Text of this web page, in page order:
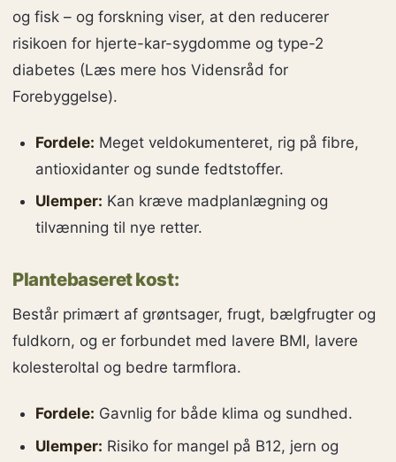
og fisk – og forskning viser, at den reducerer
risikoen for hjerte-kar-sygdomme og type-2
diabetes (Læs mere hos Vidensråd for
Forebyggelse).
Fordele: Meget veldokumenteret, rig på fibre,
antioxidanter og sunde fedtstoffer.
Ulemper: Kan kræve madplanlægning og
tilvænning til nye retter.
Plantebaseret kost:
Består primært af grøntsager, frugt, bælgfrugter og
fuldkorn, og er forbundet med lavere BMI, lavere
kolesteroltal og bedre tarmflora.
Fordele: Gavnlig for både klima og sundhed.
Ulemper: Risiko for mangel på B12, jern og